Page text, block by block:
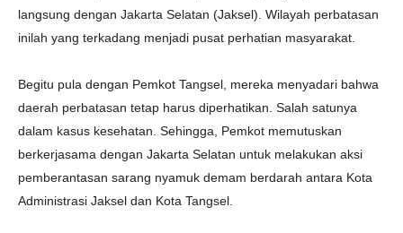
langsung dengan Jakarta Selatan (Jaksel). Wilayah perbatasan
inilah yang terkadang menjadi pusat perhatian masyarakat.
Begitu pula dengan Pemkot Tangsel, mereka menyadari bahwa
daerah perbatasan tetap harus diperhatikan. Salah satunya
dalam kasus kesehatan. Sehingga, Pemkot memutuskan
berkerjasama dengan Jakarta Selatan untuk melakukan aksi
pemberantasan sarang nyamuk demam berdarah antara Kota
Administrasi Jaksel dan Kota Tangsel.